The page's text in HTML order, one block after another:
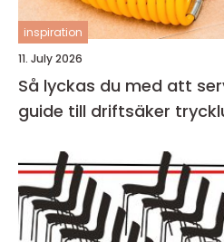
inspiration
11. July 2026
Så lyckas du med att
guide till driftsäker